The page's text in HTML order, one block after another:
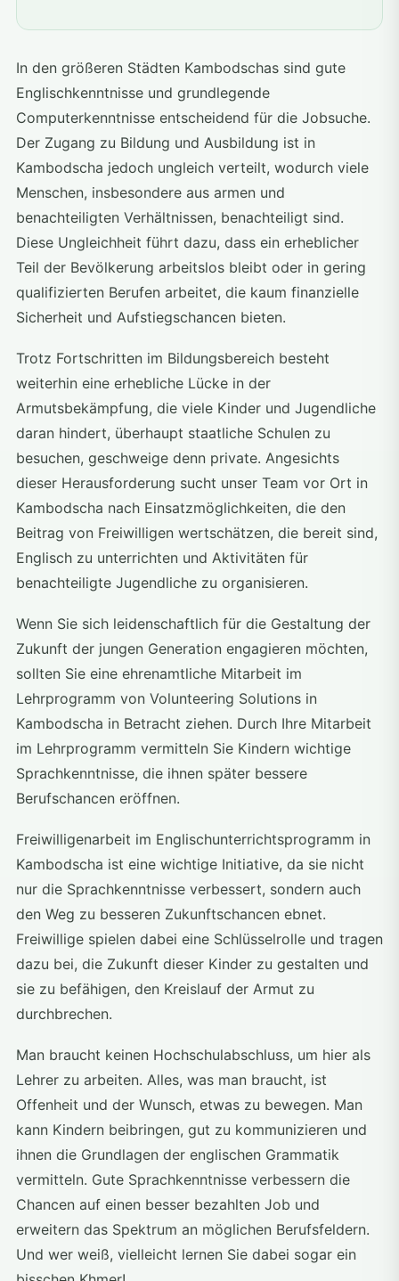
In den größeren Städten Kambodschas sind gute
Englischkenntnisse und grundlegende
Computerkenntnisse entscheidend für die Jobsuche.
Der Zugang zu Bildung und Ausbildung ist in
Kambodscha jedoch ungleich verteilt, wodurch viele
Menschen, insbesondere aus armen und
benachteiligten Verhältnissen, benachteiligt sind.
Diese Ungleichheit führt dazu, dass ein erheblicher
Teil der Bevölkerung arbeitslos bleibt oder in gering
qualifizierten Berufen arbeitet, die kaum finanzielle
Sicherheit und Aufstiegschancen bieten.
Trotz Fortschritten im Bildungsbereich besteht
weiterhin eine erhebliche Lücke in der
Armutsbekämpfung, die viele Kinder und Jugendliche
daran hindert, überhaupt staatliche Schulen zu
besuchen, geschweige denn private. Angesichts
dieser Herausforderung sucht unser Team vor Ort in
Kambodscha nach Einsatzmöglichkeiten, die den
Beitrag von Freiwilligen wertschätzen, die bereit sind,
Englisch zu unterrichten und Aktivitäten für
benachteiligte Jugendliche zu organisieren.
Wenn Sie sich leidenschaftlich für die Gestaltung der
Zukunft der jungen Generation engagieren möchten,
sollten Sie eine ehrenamtliche Mitarbeit im
Lehrprogramm von Volunteering Solutions in
Kambodscha in Betracht ziehen. Durch Ihre Mitarbeit
im Lehrprogramm vermitteln Sie Kindern wichtige
Sprachkenntnisse, die ihnen später bessere
Berufschancen eröffnen.
Freiwilligenarbeit im Englischunterrichtsprogramm in
Kambodscha ist eine wichtige Initiative, da sie nicht
nur die Sprachkenntnisse verbessert, sondern auch
den Weg zu besseren Zukunftschancen ebnet.
Freiwillige spielen dabei eine Schlüsselrolle und tragen
dazu bei, die Zukunft dieser Kinder zu gestalten und
sie zu befähigen, den Kreislauf der Armut zu
durchbrechen.
Man braucht keinen Hochschulabschluss, um hier als
Lehrer zu arbeiten. Alles, was man braucht, ist
Offenheit und der Wunsch, etwas zu bewegen. Man
kann Kindern beibringen, gut zu kommunizieren und
ihnen die Grundlagen der englischen Grammatik
vermitteln. Gute Sprachkenntnisse verbessern die
Chancen auf einen besser bezahlten Job und
erweitern das Spektrum an möglichen Berufsfeldern.
Und wer weiß, vielleicht lernen Sie dabei sogar ein